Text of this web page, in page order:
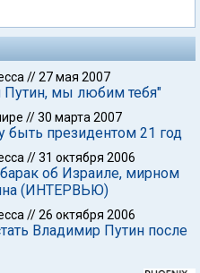
//27 мая 2007
Путин, мы любим тебя"
//30 марта 2007
президентом 21 год
//31 октября 2006
об Израиле, мирном
(ИНТЕРВЬЮ)
//26 октября 2006
Владимир Путин после